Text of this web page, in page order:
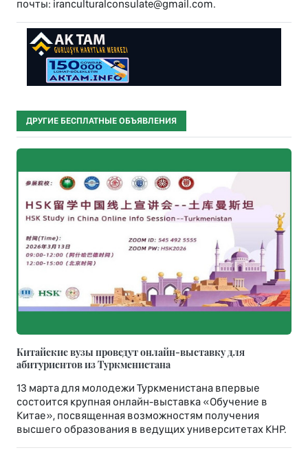
почты: iranculturalconsulate@gmail.com.
ДРУГИЕ БЕСПЛАТНЫЕ ОБЪЯВЛЕНИЯ
Китайские вузы проведут онлайн-выставку для
абитуриентов из Туркменистана
13 марта для молодежи Туркменистана впервые
состоится крупная онлайн-выставка «Обучение в
Китае», посвященная возможностям получения
высшего образования в ведущих университетах КНР.